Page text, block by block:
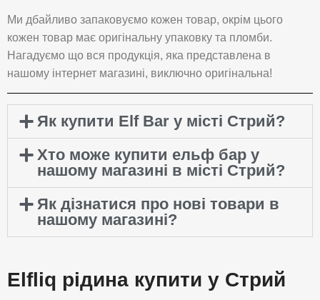
Ми дбайливо запаковуємо кожен товар, окрім цього
кожен товар має оригінальну упаковку та пломби.
Нагадуємо що вся продукція, яка представлена в
нашому інтернет магазині, виключно оригінальна!
Як купити Elf Bar у місті Стрий?
Хто може купити ельф бар у
нашому магазині в місті Стрий?
Як дізнатися про нові товари в
нашому магазині?
Elfliq рідина купити у Стрий